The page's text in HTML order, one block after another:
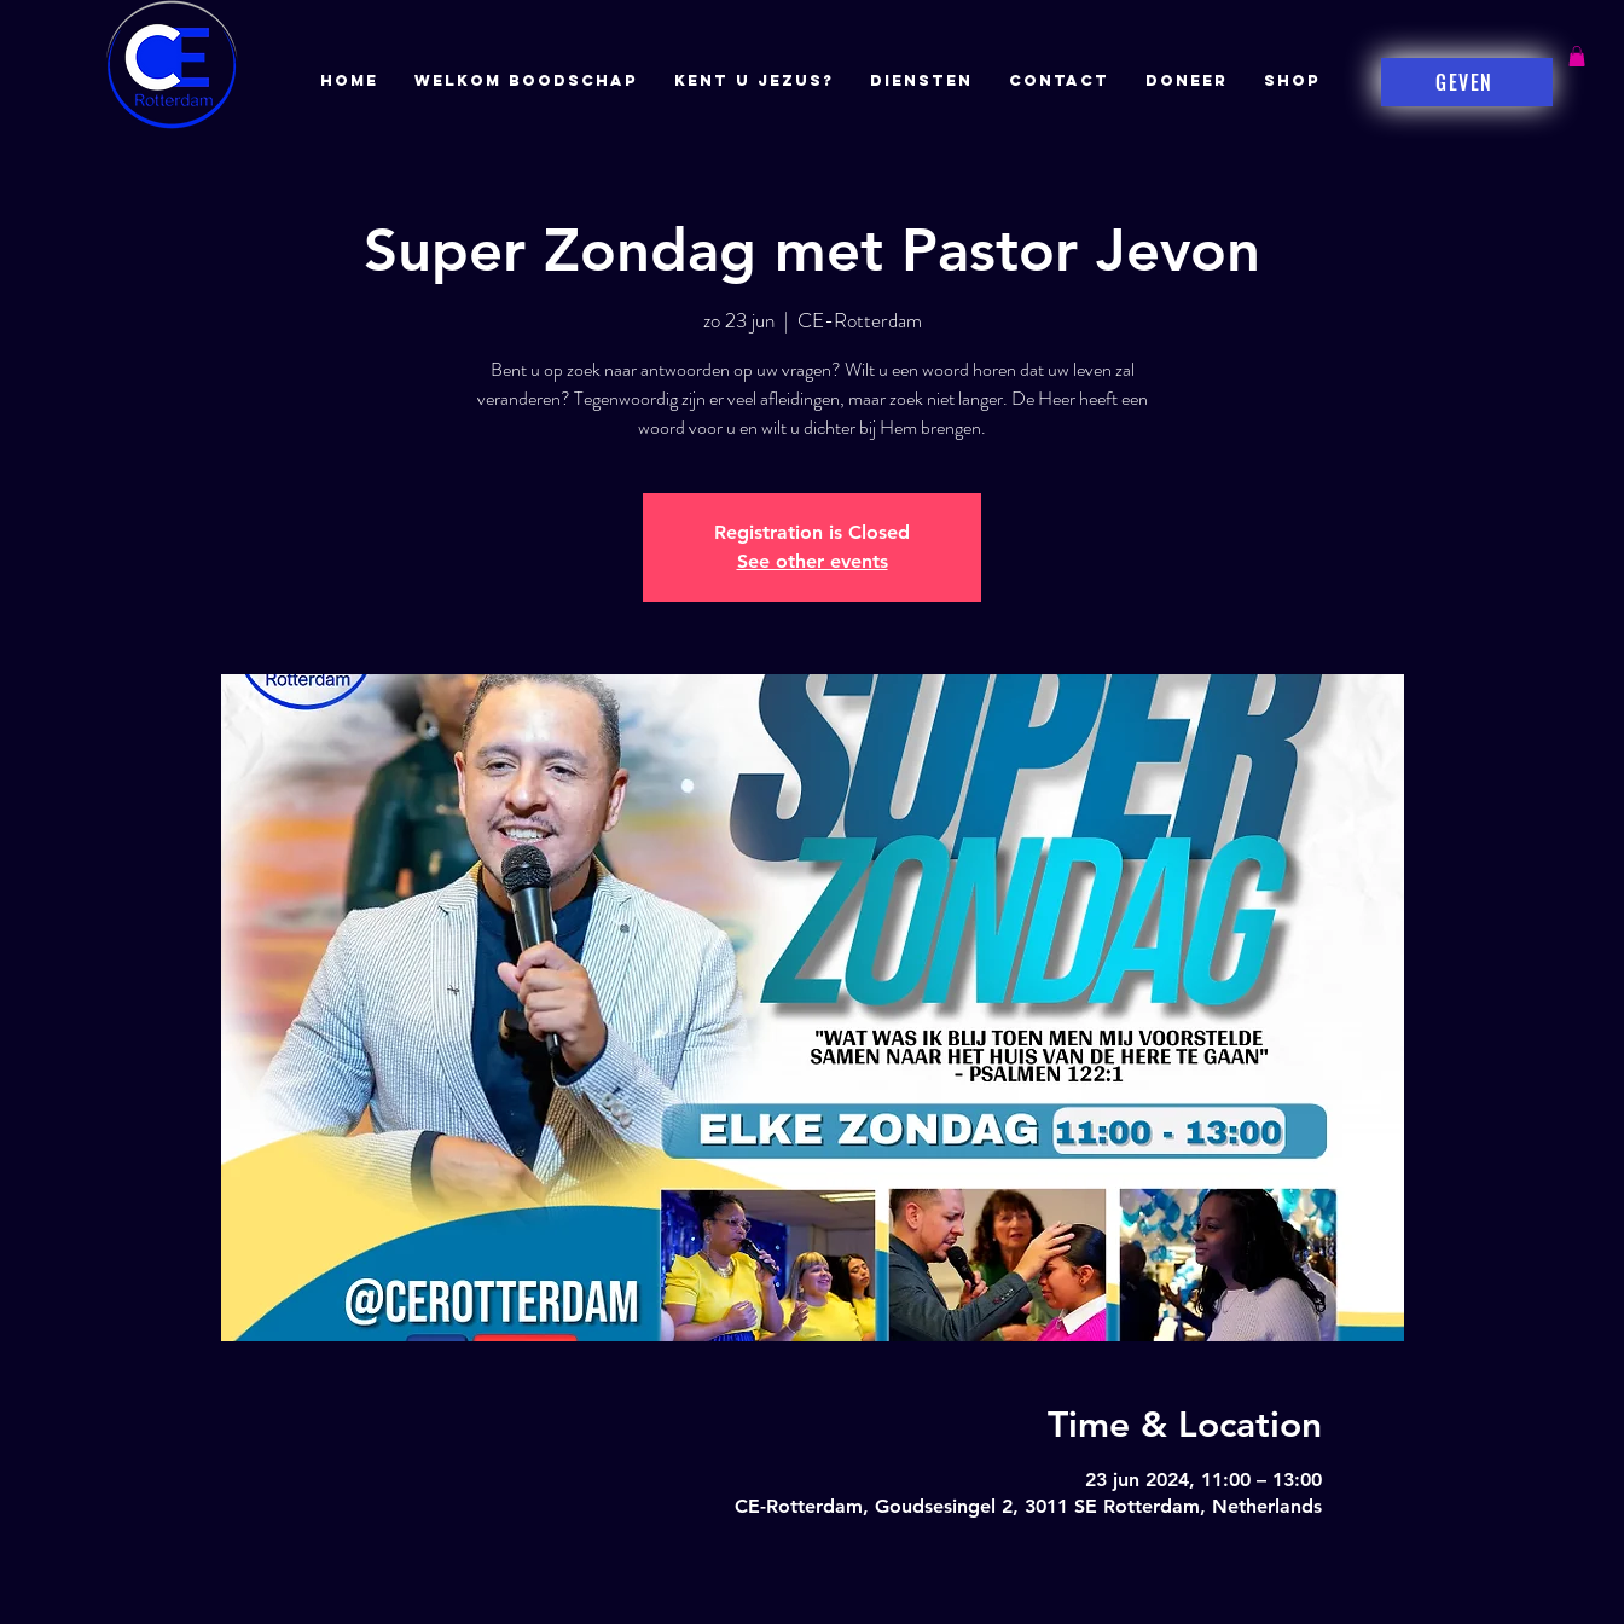
HOME Welkom boodschap Kent u Jezus? DIENSTEN CONTACT DONEER Shop GEVEN
Super Zondag met Pastor Jevon
zo 23 jun
  |
CE-Rotterdam
Bent u op zoek naar antwoorden op uw vragen? Wilt u een woord horen dat uw leven zal
veranderen? Tegenwoordig zijn er veel afleidingen, maar zoek niet langer. De Heer heeft een
woord voor u en wilt u dichter bij Hem brengen.
Registration is Closed
See other events
Time & Location
23 jun 2024, 11:00 – 13:00
CE-Rotterdam, Goudsesingel 2, 3011 SE Rotterdam, Netherlands